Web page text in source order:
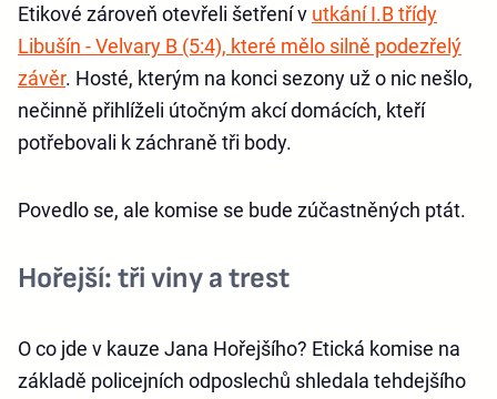
Etikové zároveň otevřeli šetření v utkání I.B třídy
Libušín - Velvary B (5:4), které mělo silně podezřelý
závěr. Hosté, kterým na konci sezony už o nic nešlo,
nečinně přihlíželi útočným akcí domácích, kteří
potřebovali k záchraně tři body.
Povedlo se, ale komise se bude zúčastněných ptát.
Hořejší: tři viny a trest
O co jde v kauze Jana Hořejšího? Etická komise na
základě policejních odposlechů shledala tehdejšího